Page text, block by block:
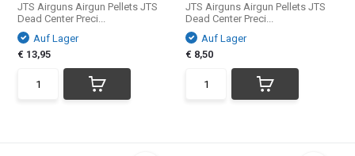
JTS Airguns Airgun Pellets JTS
Dead Center Preci...
Auf Lager
€ 13,95
JTS Airguns Airgun Pellets JTS
Dead Center Preci...
Auf Lager
€ 8,50